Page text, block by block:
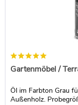
Gartenmöbel /
Öl im Farbton Grau
Außenholz.